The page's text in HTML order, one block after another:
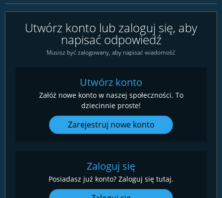
Utwórz konto lub zaloguj się, aby
napisać odpowiedź
Musisz być zalogowany, aby napisać wiadomość
Utwórz konto
Załóż nowe konto w naszej społeczności. To
dziecinnie proste!
Zarejestruj nowe konto
Zaloguj się
Posiadasz już konto? Zaloguj się tutaj.